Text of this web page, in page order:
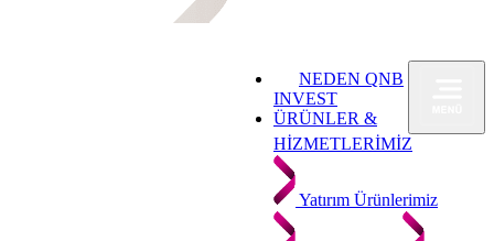
NEDEN QNB
INVEST
ÜRÜNLER &
HİZMETLERİMİZ
Yatırım Ürünlerimiz